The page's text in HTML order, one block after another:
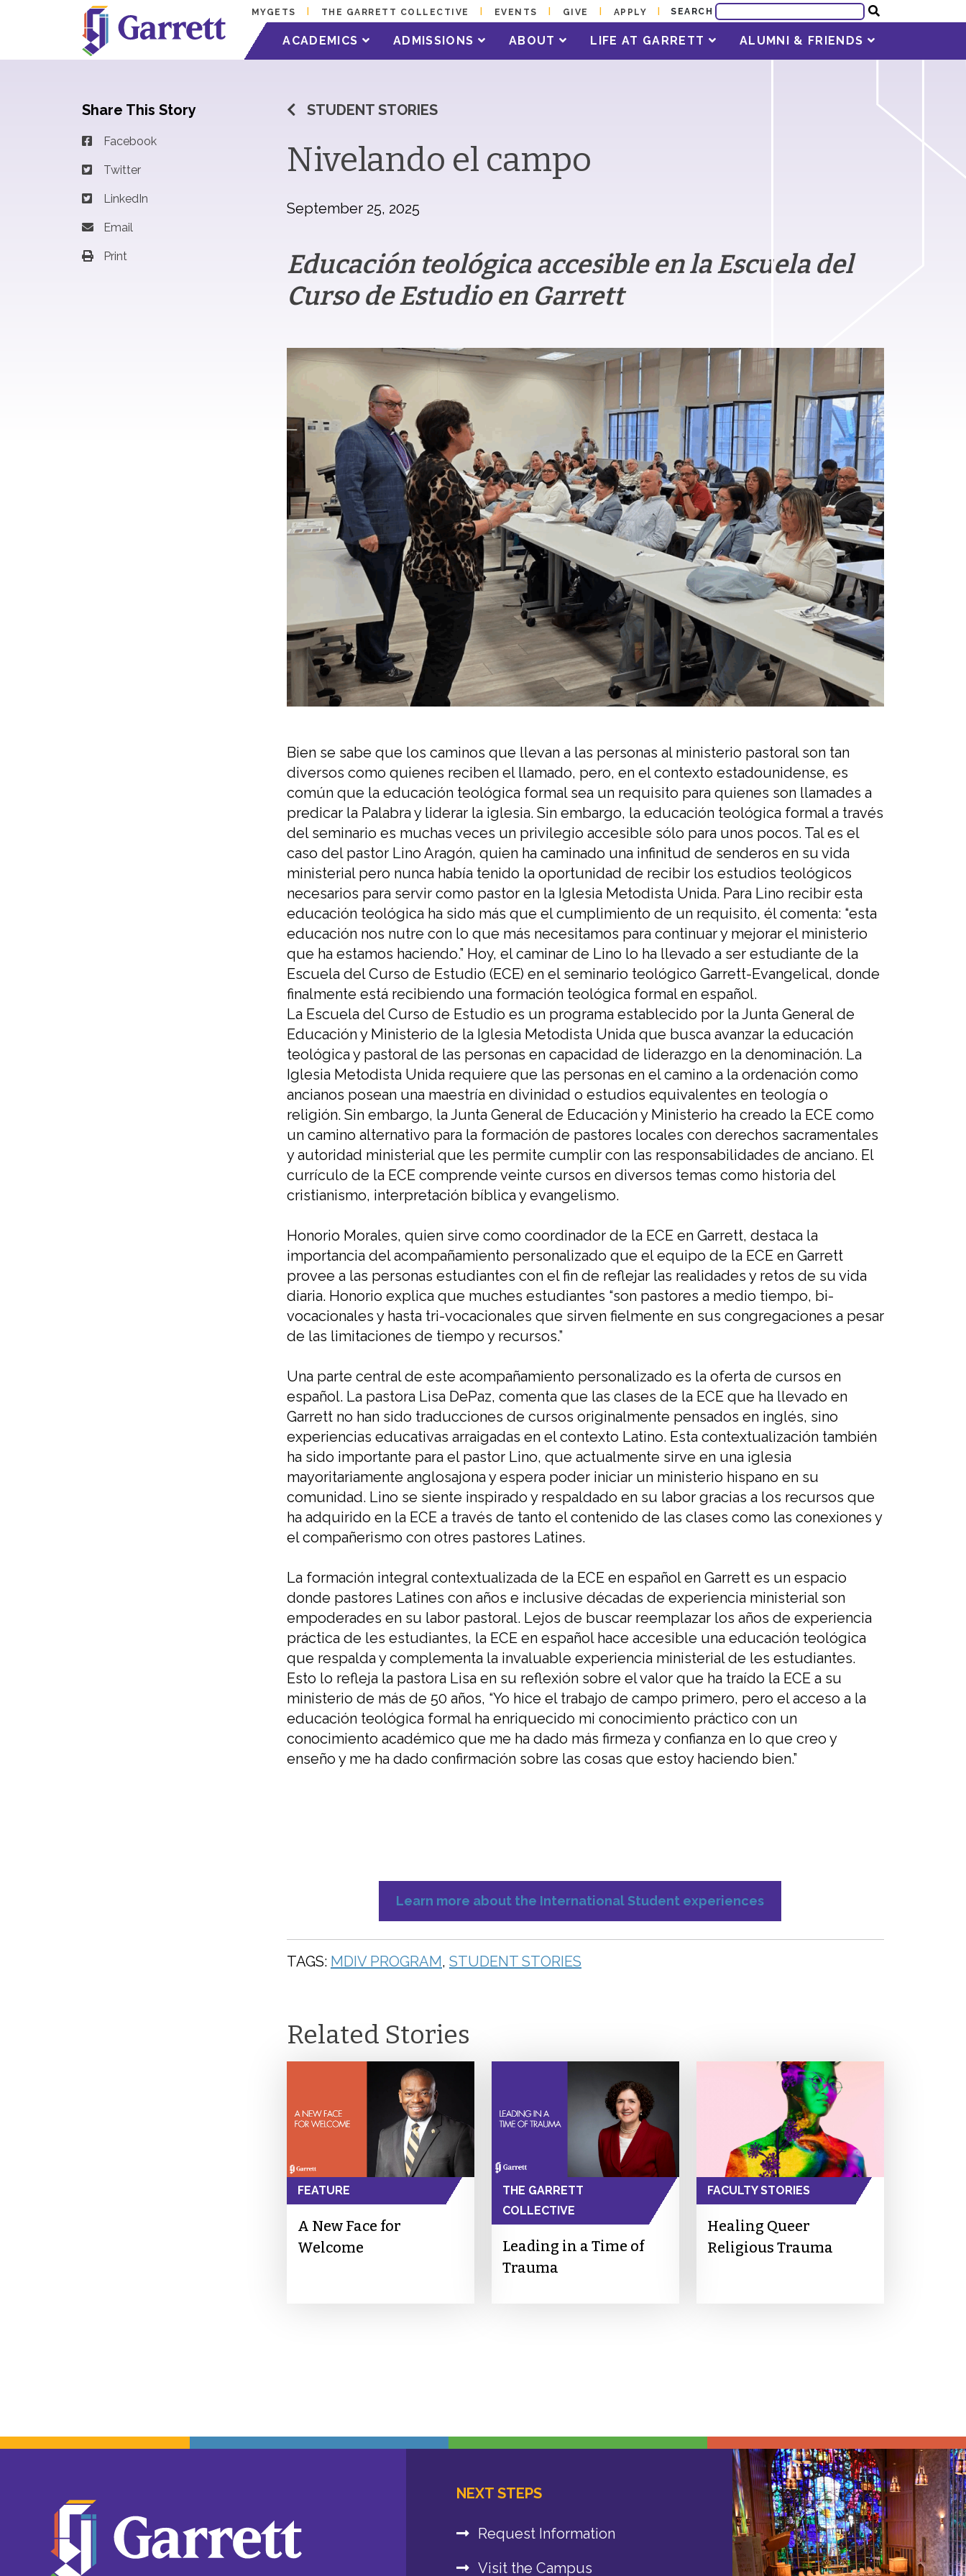
MYGETS THE GARRETT COLLECTIVE EVENTS GIVE APPLY SEARCH
ACADEMICS ADMISSIONS ABOUT LIFE AT GARRETT ALUMNI & FRIENDS
Share This Story
Facebook
Twitter
LinkedIn
Email
Print
STUDENT STORIES
Nivelando el campo
September 25, 2025
Educación teológica accesible en la Escuela del
Curso de Estudio en Garrett
Bien se sabe que los caminos que llevan a las personas al ministerio pastoral son tan
diversos como quienes reciben el llamado, pero, en el contexto estadounidense, es
común que la educación teológica formal sea un requisito para quienes son llamades a
predicar la Palabra y liderar la iglesia. Sin embargo, la educación teológica formala través
del seminario es muchas veces un privilegio accesible sólo para unos pocos. Tales el
caso del pastor Lino Aragón, quien ha caminado una infinitud de senderos en su vida
ministerialpero nunca había tenido la oportunidad de recibir los estudios teológicos
necesarios para servir como pastor en la Iglesia Metodista Unida. Para Lino recibir esta
educación teológica ha sido más que el cumplimiento de un requisito, él comenta: “esta
educación nos nutre con lo que más necesitamos para continuar y mejorar el ministerio
que ha estamos haciendo.” Hoy, el caminar de Lino lo ha llevado a ser estudiante de la
Escuela del Curso de Estudio (ECE) en el seminario teológico Garrett-Evangelical, donde
finalmente está recibiendo una formación teológica formal en español.
La Escuela del Curso de Estudio es un programa establecido por la Junta General de
Educación y Ministerio de la Iglesia Metodista Unida que busca avanzar la educación
teológica y pastoral de las personas en capacidad de liderazgo en la denominación. La
Iglesia Metodista Unida requiere que las personas en el camino a la ordenación como
ancianos posean una maestría en divinidad o estudios equivalentes en teología o
religión. Sin embargo, laJunta General de Educación y Ministerio ha creado la ECE como
un camino alternativo para la formación de pastores locales con derechos sacramentales
y autoridad ministerialque les permite cumplir con las responsabilidades de anciano. El
currículo de la ECE comprende veinte cursos en diversos temas como historia del
cristianismo, interpretación bíblicay evangelismo.
Honorio Morales, quien sirve como coordinador de la ECE en Garrett, destaca la
importancia del acompañamiento personalizado que el equipo de la ECE en Garrett
provee a las personas estudiantes con el fin de reflejar las realidades y retos de su vida
diaria. Honorio explica que muches estudiantes “son pastores a medio tiempo, bi-
vocacionales y hasta tri-vocacionales que sirven fielmente en sus congregaciones a pesar
de las limitaciones de tiempo y recursos.”
Una parte central de este acompañamiento personalizado es la oferta de cursos en
español. La pastora Lisa DePaz, comenta que las clases de la ECE que ha llevado en
Garrett no han sido traducciones de cursos originalmente pensados en inglés, sino
experiencias educativas arraigadas en el contexto Latino. Esta contextualización también
ha sido importante para el pastor Lino, que actualmente sirve en una iglesia
mayoritariamente anglosajonay espera poder iniciar un ministerio hispano en su
comunidad. Lino se siente inspirado y respaldado en su labor gracias a los recursos que
ha adquirido en la ECE a través de tanto el contenido de las clases como las conexiones y
el compañerismo con otres pastores Latines.
La formación integral contextualizada de la ECE en españolen Garrett es un espacio
donde pastores Latines con años e inclusive décadas de experiencia ministerial son
empoderades en su labor pastoral. Lejos de buscar reemplazar los años de experiencia
práctica de les estudiantes, la ECE en españolhace accesible una educación teológica
que respalda y complementa la invaluable experiencia ministerialde les estudiantes.
Esto lo refleja la pastora Lisa en su reflexión sobre el valor que ha traído la ECE a su
ministerio de más de 50 años, “Yo hice el trabajo de campo primero, pero el acceso a la
educación teológica formal ha enriquecido mi conocimiento práctico con un
conocimiento académico que me ha dado más firmeza y confianza en lo que creo y
enseño y me ha dado confirmación sobre las cosas que estoy haciendo bien.”
Learn more about the International Student experiences
TAGS: MDIV PROGRAM, STUDENT STORIES
Related Stories
FEATURE
A New Face for
Welcome
THE GARRETT
COLLECTIVE
Leading in a Time of
Trauma
FACULTY STORIES
Healing Queer
Religious Trauma
NEXT STEPS
Request Information
Visit the Campus